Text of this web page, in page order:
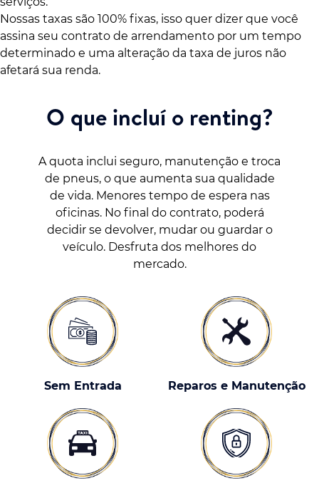
Nossas taxas são 100% fixas, isso quer dizer que você
assina seu contrato de arrendamento por um tempo
determinado e uma alteração da taxa de juros não
afetará sua renda.
O que incluí o renting?
A quota inclui seguro, manutenção e troca
de pneus, o que aumenta sua qualidade
de vida. Menores tempo de espera nas
oficinas. No final do contrato, poderá
decidir se devolver, mudar ou guardar o
veículo. Desfruta dos melhores do
mercado.
Sem Entrada Reparos e Manutenção